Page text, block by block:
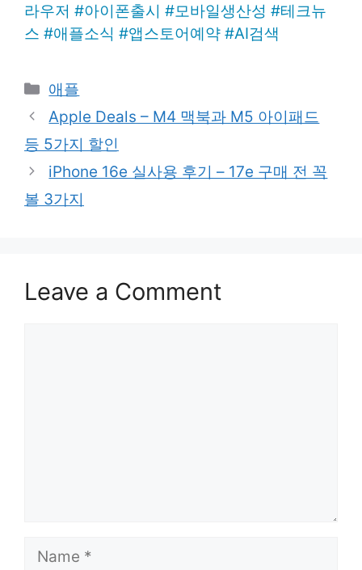
라우저 #아이폰출시 #모바일생산성 #테크뉴
스 #애플소식 #앱스토어예약 #AI검색
Categories
애플
Apple Deals – M4 맥북과 M5 아이패드
등 5가지 할인
iPhone 16e 실사용 후기 – 17e 구매 전 꼭
볼 3가지
Leave a Comment
Name